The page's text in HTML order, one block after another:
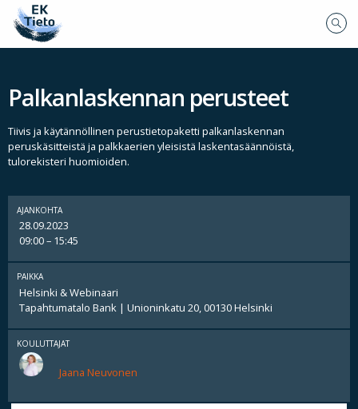
Palkanlaskennan perusteet
Tiivis ja käytännöllinen perustietopaketti palkanlaskennan
peruskäsitteistä ja palkkaerien yleisistä laskentasäännöistä,
tulorekisteri huomioiden.
AJANKOHTA
28.09.2023
09:00 – 15:45
PAIKKA
Helsinki & Webinaari
Tapahtumatalo Bank | Unioninkatu 20, 00130 Helsinki
KOULUTTAJAT
Jaana Neuvonen